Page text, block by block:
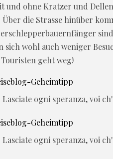
und ohne Kratzer und
die Strasse hinüber
sich wohl auch weniger
geht weg!
ogni speranza, voi
ogni speranza, voi